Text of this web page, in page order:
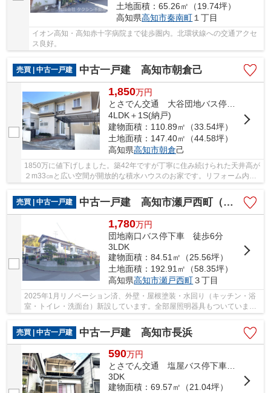
土地面積：65.26㎡（19.74坪）
高知県高知市秦南町 １丁目
イオン高知・高知赤十字病院まで徒歩圏内。北環状線への交通アクセ
ス良好。
売買 | 中古一戸建 中古一戸建 高知市朝倉己
1,850万円
4LDK＋1S(納戸)
建物面積：110.89㎡（33.54坪）
土地面積：147.40㎡（44.58坪）
高知県高知市朝倉己
1850万に値下げしました。築42年ですが丁寧に住み続けられた天井高が
２m33㎝と広い空間が開放的な積水ハウスのお家です。リフォーム内容
の相談も承ります。朝倉地区の中でも地盤が頑強...
売買 | 中古一戸建
中古一戸建 高知市瀬戸西町（リノベ）
1,780万円
団地南口バス停下車 徒歩6分
3LDK
建物面積：84.51㎡（25.56坪）
土地面積：192.91㎡（58.35坪）
高知県高知市瀬戸西町３丁目
2025年1月リノベーション済、外壁・屋根塗装・水回り（キッチン・浴
室・トイレ・洗面台）新設しています。全部屋照明器具もついています
ので新しい生活が直ぐに始められます。サニーマ...
売買 | 中古一戸建
中古一戸建 高知市長浜
590万円
とさでん交通 塩屋バス停下車 徒歩3分
3DK
建物面積：69.57㎡（21.04坪）